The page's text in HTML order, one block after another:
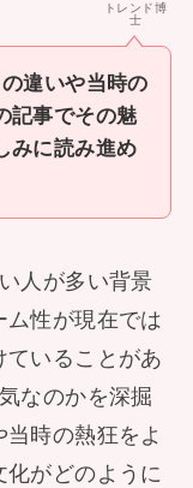
トレンド博
士
違いや当時の
記事でその魅
みに読み進め
人が多い背景
性が現在では
いることがあ
なのかを深掘
時の熱狂をよ
化がどのように